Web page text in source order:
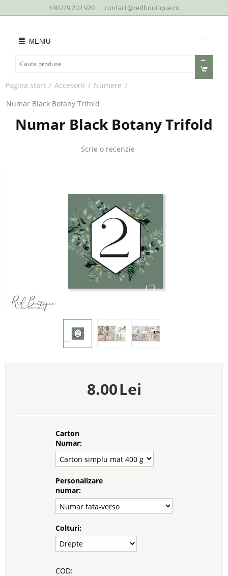
+40729 222 920 contact@redboutique.ro
MENIU
Pagina start / Accesorii / Numere /
Numar Black Botany Trifold
Numar Black Botany Trifold
Scrie o recenzie
8.00Lei
Carton
Numar:
Personalizare
numar:
Colturi:
COD: